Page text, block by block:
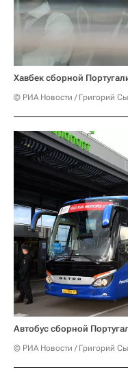
Хавбек сборной
© РИА Новости / Григорий
Автобус сборной
© РИА Новости / Григорий